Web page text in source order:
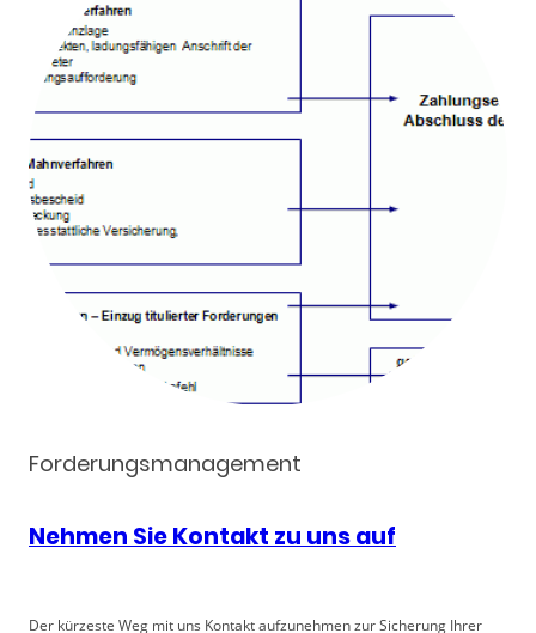
Forderungsmanagement
Nehmen Sie Kontakt zu uns auf
Der kürzeste Weg mit uns Kontakt aufzunehmen zur Sicherung Ihrer